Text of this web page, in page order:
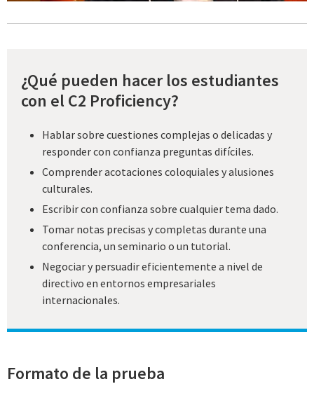
¿Qué pueden hacer los estudiantes
con el C2 Proficiency?
Hablar sobre cuestiones complejas o delicadas y
responder con confianza preguntas difíciles.
Comprender acotaciones coloquiales y alusiones
culturales.
Escribir con confianza sobre cualquier tema dado.
Tomar notas precisas y completas durante una
conferencia, un seminario o un tutorial.
Negociar y persuadir eficientemente a nivel de
directivo en entornos empresariales
internacionales.
Formato de la prueba